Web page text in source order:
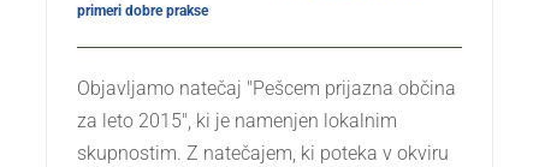
primeri dobre prakse
Objavljamo natečaj "Pešcem prijazna občina
za leto 2015", ki je namenjen lokalnim
skupnostim. Z natečajem, ki poteka v okviru